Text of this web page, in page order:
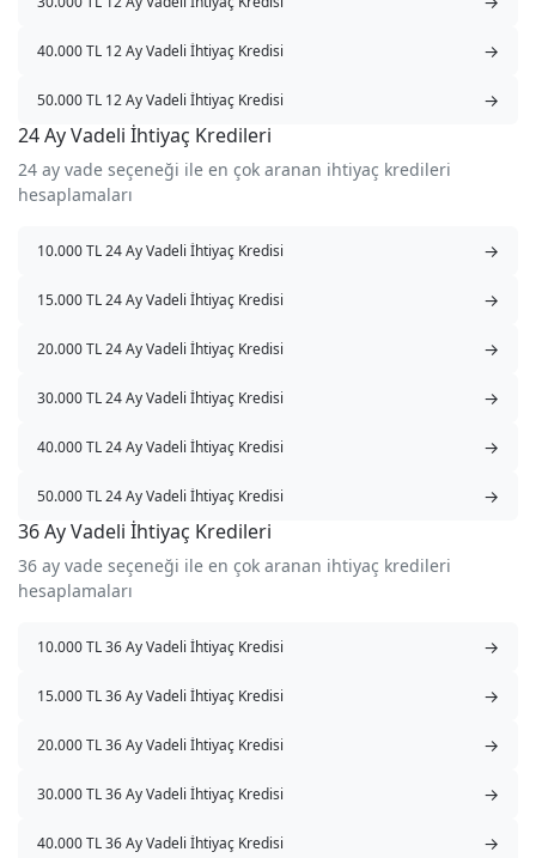
40.000 TL 12 Ay Vadeli İhtiyaç Kredisi →
50.000 TL 12 Ay Vadeli İhtiyaç Kredisi →
24 Ay Vadeli İhtiyaç Kredileri
24 ay vade seçeneği ile en çok aranan ihtiyaç kredileri
hesaplamaları
10.000 TL 24 Ay Vadeli İhtiyaç Kredisi →
15.000 TL 24 Ay Vadeli İhtiyaç Kredisi →
20.000 TL 24 Ay Vadeli İhtiyaç Kredisi →
30.000 TL 24 Ay Vadeli İhtiyaç Kredisi →
40.000 TL 24 Ay Vadeli İhtiyaç Kredisi →
50.000 TL 24 Ay Vadeli İhtiyaç Kredisi →
36 Ay Vadeli İhtiyaç Kredileri
36 ay vade seçeneği ile en çok aranan ihtiyaç kredileri
hesaplamaları
10.000 TL 36 Ay Vadeli İhtiyaç Kredisi →
15.000 TL 36 Ay Vadeli İhtiyaç Kredisi →
20.000 TL 36 Ay Vadeli İhtiyaç Kredisi →
30.000 TL 36 Ay Vadeli İhtiyaç Kredisi →
40.000 TL 36 Ay Vadeli İhtiyaç Kredisi →